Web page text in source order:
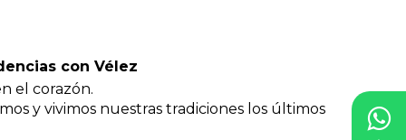
con Vélez
el corazón.
y vivimos nuestras tradiciones los últimos